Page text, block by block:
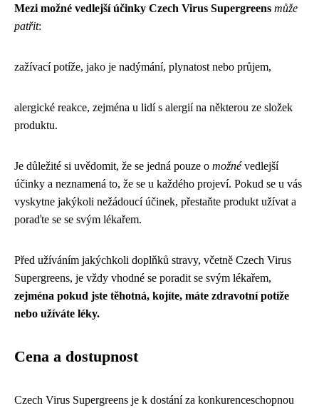
Mezi možné vedlejší účinky Czech Virus Supergreens může
patřit:
zažívací potíže, jako je nadýmání, plynatost nebo průjem,
alergické reakce, zejména u lidí s alergií na některou ze složek
produktu.
Je důležité si uvědomit, že se jedná pouze o možnévedlejší
účinky a neznamená to, že se u každého projeví. Pokud se u vás
vyskytne jakýkoli nežádoucí účinek, přestaňte produkt užívat a
poraďte se se svým lékařem.
Před užíváním jakýchkoli doplňků stravy, včetně Czech Virus
Supergreens, je vždy vhodné se poradit se svým lékařem,
zejména pokud jste těhotná, kojíte, máte zdravotní potíže
nebo užíváte léky.
Cena a dostupnost
Czech Virus Supergreens je k dostání za konkurenceschopnou